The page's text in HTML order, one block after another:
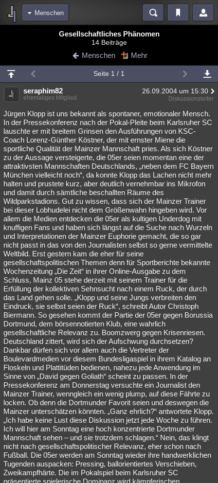
Menschen
Blogs
Chat Wiki Neuigkeiten
meine Rubriken
Menschen Wissenschaft Mystery Kriminalfälle
Spiritualität Verschwörungen Technologie Ufologie
Natur Umfragen Unterhaltung
weitere Rubriken
Philosophie Träume Orte Esoterik Literatur
Astronomie Helpdesk Gruppen Gaming Filme
Musik Clash Verbesserungen Allmystery English
Übersichten
Besucht Teilgenommen Alle Neue Geschlossen
Lesenswert Schlüsselwörter
Gesellschaftliches Phänomen
14 Beiträge
Menschen Mehr
Seite 1 / 1
seraphim82 26.09.2004 um 15:30
ehemaliges Mitglied Diskussionsleiter
Jürgen Klopp ist uns bekannt als spontaner, emotionaler Mensch.
In der Pressekonferenz nach der Pokal-Pleite beim Karlsruher SC
lauschte er mit breitem Grinsen den Ausführungen von KSC-
Coach Lorenz-Günther Köstner, der mit ernster Miene die
sportliche Qualität der Mainzer Mannschaft pries. Als sich Köstner
zu der Aussage versteigerte, die 05er seien momentan eine der
attraktivsten Mannschaften Deutschlands, „neben dem FC Bayern
München vielleicht noch“, da konnte Klopp das Lachen nicht mehr
halten und prustete kurz, aber deutlich vernehmbar ins Mikrofon
und damit durch sämtliche beschallten Räume des
Wildparkstadions. Gut zu wissen, dass sich der Mainzer Trainer
bei dieser Lobhudelei nicht dem Größenwahn hingeben wird. Vor
allem die Medien entdecken die 05er als kultigen Underdog mit
knuffigen Fans und haben sich längst auf die Suche nach Wurzeln
und Interpretationen der Mainzer Euphorie gemacht, die so gar
nicht passt in das von den Journalisten selbst so gerne vermittelte
Weltbild. Erst gestern kam die eher für seine
gesellschaftspolitischen Themen denn für Sportberichte bekannte
Wochenzeitung „Die Zeit“ in ihrer Online-Ausgabe zu dem
Schluss, Mainz 05 stehe derzeit mit seinem Trainer für die
Erfüllung der kollektiven Sehnsucht nach einem Ruck, der durch
das Land gehen solle. „Klopp und seine Jungs verbreiten den
Eindruck, sie selbst seien der Ruck“, schreibt Autor Christoph
Biermann. So gesehen kommt der Partie der 05er gegen Borussia
Dortmund, dem börsennotierten Klub, eine wahrlich
gesellschaftliche Relevanz zu. Boomzwerg gegen Krisenriesen.
Deutschland zittert, wird sich der Aufschwung durchsetzen?
Dankbar dürfen sich vor allem auch die Vertreter der
Boulevardmedien vor diesem Bundesligaspiel in ihrem Katalog an
Floskeln und Plattitüden bedienen, nahezu jede Anwendung im
Sinne von „David gegen Goliath“ scheint zu passen. In der
Pressekonferenz am Donnerstag versuchte ein Journalist den
Mainzer Trainer, wenngleich ein wenig plump, auf diese Fährte zu
locken. Ob denn die Dortmunder Favorit seien und deswegen die
Mainzer unterschätzen könnten. „Ganz ehrlich?“ antwortete Klopp.
„Ich habe keine Lust diese Diskussion jetzt jede Woche zu führen.
Ich will hier am Sonntag eine hoch konzentrierte Dortmunder
Mannschaft sehen – und sie trotzdem schlagen.“ Nein, das klingt
nicht nach gesellschaftspolitischer Relevanz, eher schon nach
Fußball. Die 05er werden am Sonntag wieder ihre handwerklichen
Tugenden auspacken: Pressing, ballorientiertes Verschieben,
Zweikampfhärte. Die im Pokalspiel beim Karlsruher SC
präsentierte spielerische Dominanz wird kämpferischen